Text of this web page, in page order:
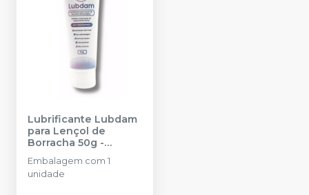
Lubrificante Lubdam
para Lençol de
Borracha 50g -
MADEITEX
Embalagem com 1
unidade